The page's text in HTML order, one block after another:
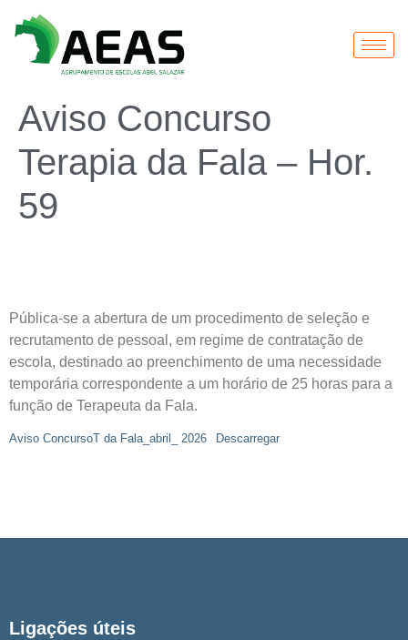
Aviso Concurso
Terapia da Fala – Hor.
59
Pública-se a abertura de um procedimento de seleção e
recrutamento de pessoal, em regime de contratação de
escola, destinado ao preenchimento de uma necessidade
temporária correspondente a um horário de 25 horas para a
função de Terapeuta da Fala.
Aviso ConcursoT da Fala_abril_ 2026 Descarregar
Ligações úteis